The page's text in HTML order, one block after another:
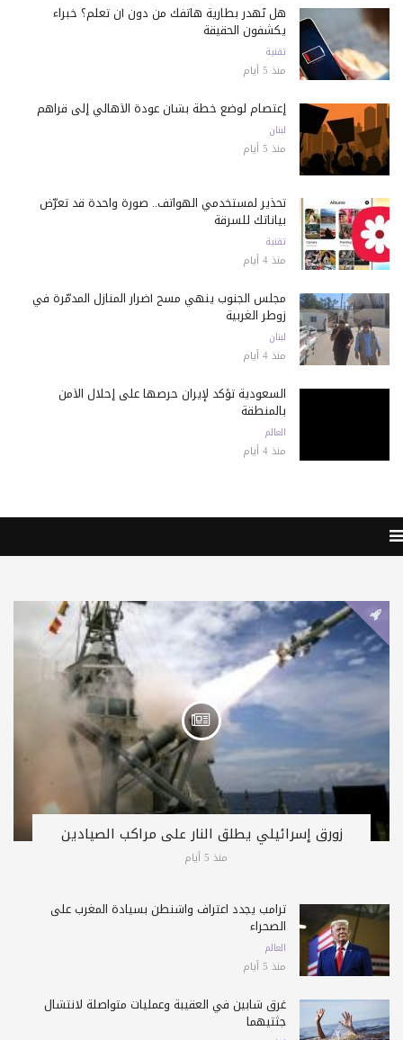
هل تُهدر بطارية هاتفك من دون أن تعلم؟ خبراء
يكشفون الحقيقة
تقنية
منذ 5 أيام
إعتصام لوضع خطة بشأن عودة الأهالي إلى قراهم
لبنان
منذ 5 أيام
تحذير لمستخدمي الهواتف.. صورة واحدة قد تعرّض
بياناتك للسرقة
تقنية
منذ 4 أيام
مجلس الجنوب ينهي مسح أضرار المنازل المدمّرة في
زوطر الغربية
لبنان
منذ 4 أيام
السعودية تؤكد لإيران حرصها على إحلال الأمن
بالمنطقة
العالم
منذ 4 أيام
زورق إسرائيلي يطلق النار على مراكب الصيادين
منذ 5 أيام
ترامب يجدد اعتراف واشنطن بسيادة المغرب على
الصحراء
العالم
منذ 5 أيام
غرق شابين في العقيبة وعمليات متواصلة لانتشال
جثتيهما